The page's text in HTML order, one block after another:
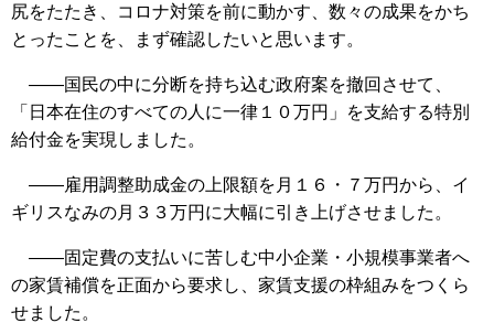
尻をたたき、コロナ対策を前に動かす、数々の成果をかち
とったことを、まず確認したいと思います。
――国民の中に分断を持ち込む政府案を撤回させて、
「日本在住のすべての人に一律１０万円」を支給する特別
給付金を実現しました。
――雇用調整助成金の上限額を月１６・７万円から、イ
ギリスなみの月３３万円に大幅に引き上げさせました。
――固定費の支払いに苦しむ中小企業・小規模事業者へ
の家賃補償を正面から要求し、家賃支援の枠組みをつくら
せました。